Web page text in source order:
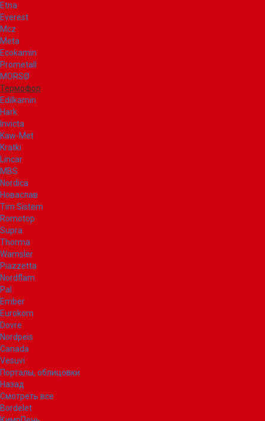
Etna
Everest
Mcz
Meta
Ecokamin
Prometall
MORSØ
Термофор
Edilkamin
Hark
Invicta
Kaw-Met
Kratki
Lincar
MBS
Nordica
Новаслав
Tim Sistem
Romotop
Supra
Thorma
Wamsler
Piazzetta
Nordflam
Pal
Ember
Eurokom
Dovre
Nordpeis
Canada
Vesuvi
Порталы, облицовки
Назад
Смотреть все
Bordelet